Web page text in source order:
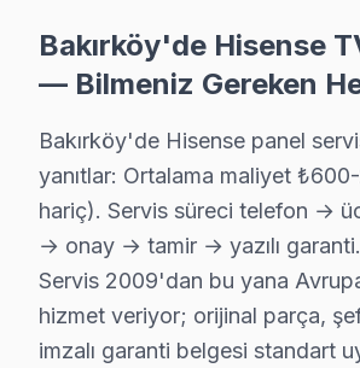
· Hisense fabrika servis
· Orijinal ve OEM yedek parça
Bakırköy Servis İstatistikleri
· Bakırköy'de535+Hisense TV
· Müşteri memnuniyeti%97
· Ortalama tamir süresi:
1–2 iş günü
2 yıl garantili
Bakırköy'de Hisense
— Bilmeniz Gereken
Bakırköy'de Hisense panel
yanıtlar: Ortalama maliyet
hariç). Servis süreci telefon →
→ onay → tamir → yazılı
Servis 2009'dan bu yana
hizmet veriyor; orijinal parça,
imzalı garanti belgesi standart